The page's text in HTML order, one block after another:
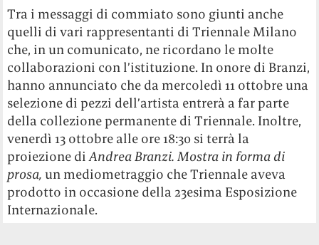
Tra i messaggi di commiato sono giunti anche
quelli di vari rappresentanti di Triennale Milano
che, in un comunicato, ne ricordano le molte
collaborazioni con l’istituzione. In onore di Branzi,
hanno annunciato che da mercoledì 11 ottobre una
selezione di pezzi dell’artista entrerà a far parte
della collezione permanente di Triennale. Inoltre,
venerdì 13 ottobre alle ore 18:30 si terrà la
proiezione diAndrea Branzi. Mostra in forma di
prosa,un mediometraggio che Triennale aveva
prodotto in occasione della 23esima Esposizione
Internazionale.